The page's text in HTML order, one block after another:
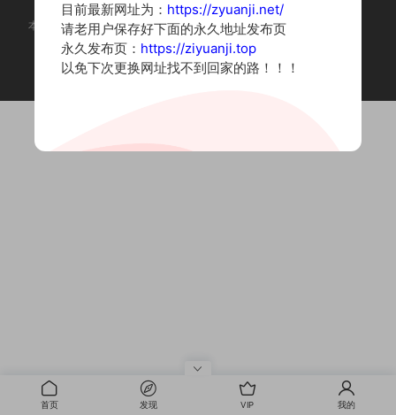
本站为摄影写真图片网站，内容来自网络收集整理，仅作个人学习使用。
如有违法内容请联系删除
Copyright © 2022 资源集
首页 发现 VIP 我的
目前最新网址为： https://zyuanji.net/
请老用户保存好下面的永久地址发布页
永久发布页： https://ziyuanji.top
以免下次更换网址找不到回家的路！！！